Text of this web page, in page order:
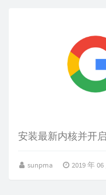
安装最新内核并开
sunpma 2019 年 06